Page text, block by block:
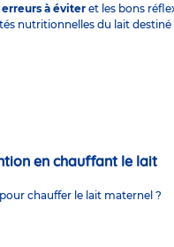
erreurs à éviter et les bons
nutritionnelles du lait destiné
en chauffant le lait
chauffer le lait maternel ?